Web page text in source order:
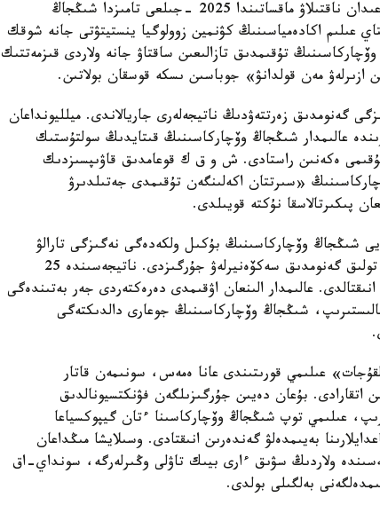
شىڭجاڭ وۆچاركاسىنىڭ شىعۋ تەگىن عىلىمي تۇرعىدان ناقتىلاۋ ماقساتىندا 2025 -جىلعى تامىزدا شىڭجاڭ
عىلىم اكادەمياسىنىڭ كۋنمين زوولوگيا ينستيتۋتى جانە شوقك
تۇقىمدىق تازالىعىن ساقتاۋ جانە ولاردى قىزمەتتىك
ازىرلەۋ مەن قولدانۋ» جوباسىن ىسكە قوسقان بولاتىن.
گەنومدىق زەرتتەۋدىڭ ناتيجەلەرى جاريالاندى. ميلليونداعان
عالىمدار شىڭجاڭ وۆچاركاسىنىڭ قىتايدىڭ سولتۇستىك
تۇقىمى ەكەنىن راستادى. ش و ق ك قوعامدىق قاۋىپسىزدىك
«سىرتتان اكەلىنگەن تۇقىمدى جەتىلدىرۋ
پىكىرتالاسقا نۇكتە قويىلدى.
شىڭجاڭ وۆچاركاسىنىڭ بۇكىل ولكەدەگى نەگىزگى تارالۋ
ايماقتارىن ارالاپ، 109 داراباسقا جوعارى ساپالى تولىق گەنومدىق سەكۆەنيرلەۋ جۇرگىزدى. ناتيجەسىندە 25
عالىمدار الىنعان اۋقىمدى دەرەكتەردى جەر بەتىندەگى
شىڭجاڭ وۆچاركاسىنىڭ جوعارى دالدىكتەگى
عىلىمي قورىتىندى عانا ەمەس، سونىمەن قاتار
اتقارادى. بۇعان دەيىن جۇرگىزىلگەن فۋنكتسيونالدىق
عىلىمي توپ شىڭجاڭ وۆچاركاسىنا ءتان گيپوكسياعا
بەيىمدەلۋ گەندەرىن انىقتادى. وسىلايشا مىڭداعان
ولاردىڭ سۋىق ءارى بيىك تاۋلى وڭىرلەرگە، سونداي-اق
بەلگىلى بولدى.